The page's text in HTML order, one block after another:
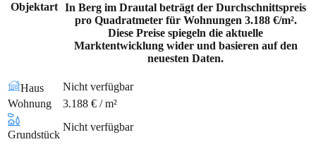
Objektart
In Berg im Drautal beträgt der Durchschnittspreis
pro Quadratmeter für Wohnungen 3.188 €/m².
Diese Preise spiegeln die aktuelle
Marktentwicklung wider und basieren auf den
neuesten Daten.
Haus
Nicht verfügbar
Wohnung
3.188 € / m²
Grundstück
Nicht verfügbar